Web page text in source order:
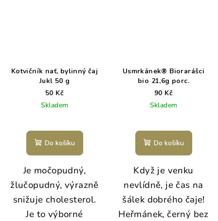
Kotvičník nať, bylinný čaj
Jukl 50 g
50 Kč
Skladem
Do košíku
Je močopudný,
žlučopudný, výrazně
snižuje cholesterol.
Je to výborné
Usmrkánek® Biorarášci
bio 21,6g porc.
90 Kč
Skladem
Do košíku
Když je venku
nevlídně, je čas na
šálek dobrého čaje!
Heřmánek, černý bez